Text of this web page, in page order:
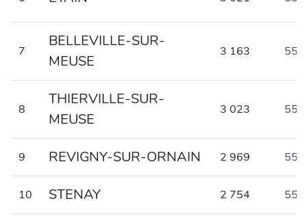
7
BELLEVILLE-SUR-
MEUSE
3 163
8
THIERVILLE-SUR-
MEUSE
3 023
9 REVIGNY-SUR-ORNAIN 2 969
10 STENAY 2 754